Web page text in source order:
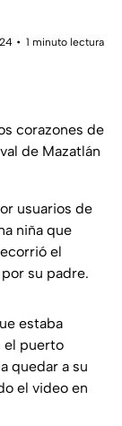
1 minuto lectura
corazones de
de Mazatlán
usuarios de
niña que
el
su padre.
estaba
el puerto
quedar a su
el video en